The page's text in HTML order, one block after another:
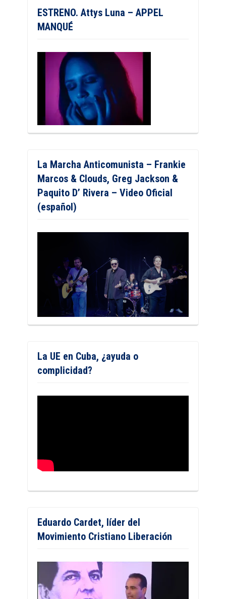
ESTRENO. Attys Luna – APPEL
MANQUÉ
La Marcha Anticomunista – Frankie
Marcos & Clouds, Greg Jackson &
Paquito D’ Rivera – Video Oficial
(español)
La UE en Cuba, ¿ayuda o
complicidad?
Eduardo Cardet, líder del
Movimiento Cristiano Liberación